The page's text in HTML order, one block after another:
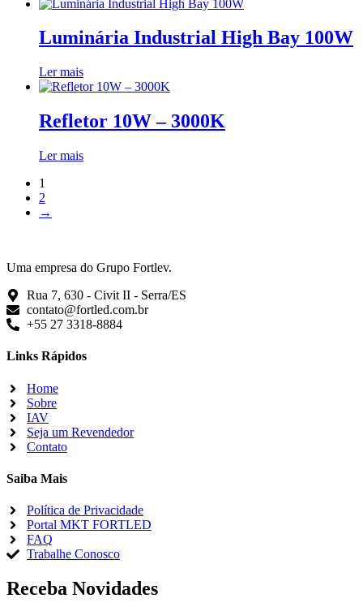
Luminária Industrial High Bay 100W
Ler mais
Refletor 10W – 3000K
Ler mais
1
2
→
Uma empresa do Grupo Fortlev.
Rua 7, 630 - Civit II - Serra/ES
contato@fortled.com.br
+55 27 3318-8884
Links Rápidos
Home
Sobre
IAV
Seja um Revendedor
Contato
Saiba Mais
Política de Privacidade
Portal MKT FORTLED
FAQ
Trabalhe Conosco
Receba Novidades